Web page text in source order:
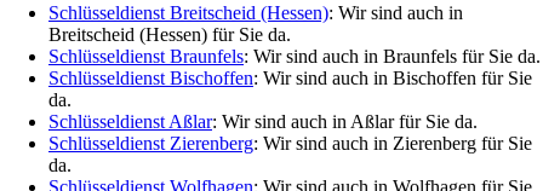
Schlüsseldienst Breitscheid (Hessen): Wir sind auch in
Breitscheid (Hessen) für Sie da.
Schlüsseldienst Braunfels: Wir sind auch in Braunfels für Sie da.
Schlüsseldienst Bischoffen: Wir sind auch in Bischoffen für Sie
da.
Schlüsseldienst Aßlar: Wir sind auch in Aßlar für Sie da.
Schlüsseldienst Zierenberg: Wir sind auch in Zierenberg für Sie
da.
Schlüsseldienst Wolfhagen: Wir sind auch in Wolfhagen für Sie